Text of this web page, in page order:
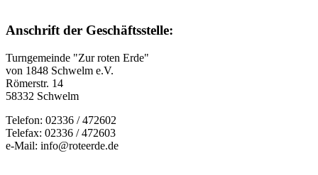
Anschrift der Geschäftsstelle:
Turngemeinde "Zur roten Erde"
von 1848 Schwelm e.V.
Römerstr. 14
58332 Schwelm
Telefon: 02336 / 472602
Telefax: 02336 / 472603
e-Mail: info@roteerde.de